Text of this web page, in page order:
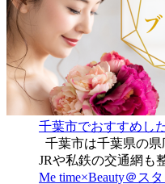
千葉市でおすすめし
千葉市は千葉県の
JRや私鉄の交通網も
Me time×Beauty＠ス